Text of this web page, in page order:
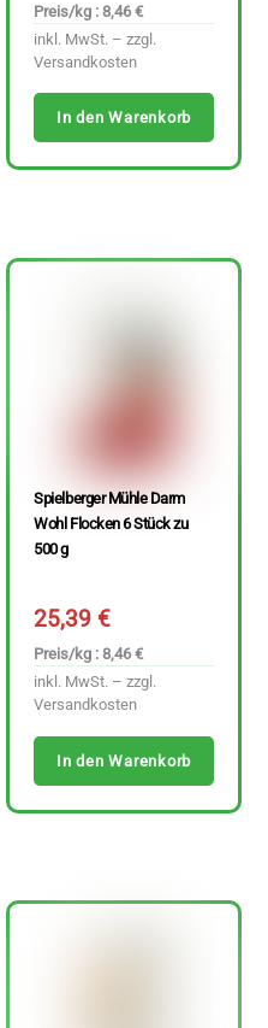
Preis/kg : 8,46 €
inkl. MwSt. – zzgl.
Versandkosten
In den Warenkorb
Spielberger Mühle Darm
Wohl Flocken 6 Stück zu
500 g
25,39€
Preis/kg : 8,46 €
inkl. MwSt. – zzgl.
Versandkosten
In den Warenkorb